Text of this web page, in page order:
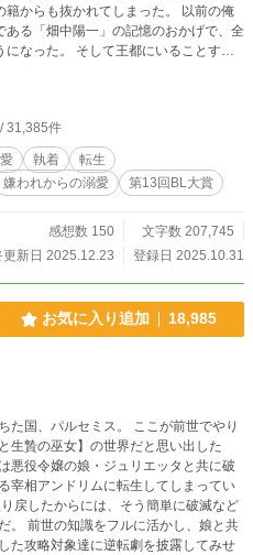
からも抜かれてしまった。 以前の俺
る「畑中陽一」の記憶のおかげで、全
にいることすら
るリュシアン・フォークナーが治める
血が働かざるもの食うべからずと訴え
出したフィリアスの今までとは違う
。 心を入れ替えたフィリアスにだん
？ これは秘密を抱えた
元王子のお話です。 嫌われからの溺
感想、そして投票で応援してくださる
31,385件
執着
転生
嫌われからの溺愛 第13回BL大賞
感想数 150
文字数 207,745
更新日 2025.12.23
登録日 2025.10.31
お気に入り追加 18,985
ルセミス。 ここが前世でやり
生贄の巫女】の世界だと思い出した
悪役令嬢の娘・ジュリエッタと共に破
宰相アンドリムに転生してしまってい
。 前世の知識をフルに活かし、娘と共
た攻略対象達に逆転劇を披露してみせ